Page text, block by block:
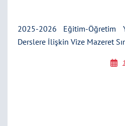
2025-2026 Eğitim-Öğretim
Derslere İlişkin Vize Mazeret